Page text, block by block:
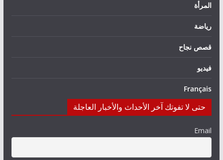
المرأة
رياضة
قصص نجاح
فيديو
Français
حتى لا تفوتك آخر الأحداث والأخبار العاجلة
Email